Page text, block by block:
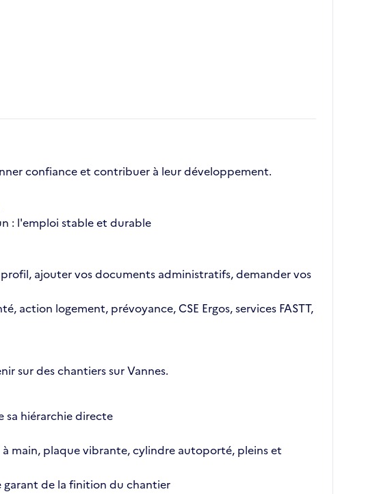
confiance et contribuer à leur développement.
: l'emploi stable et durable
ajouter vos documents administratifs, demander vos
logement, prévoyance, CSE Ergos, services FASTT,
sur des chantiers sur Vannes.
sa hiérarchie directe
main, plaque vibrante, cylindre autoporté, pleins et
garant de la finition du chantier